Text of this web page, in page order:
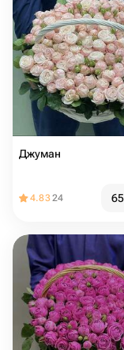
Джуман
4.8324